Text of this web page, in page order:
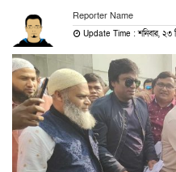
Reporter Name
Update Time : শনিবার, ২৩